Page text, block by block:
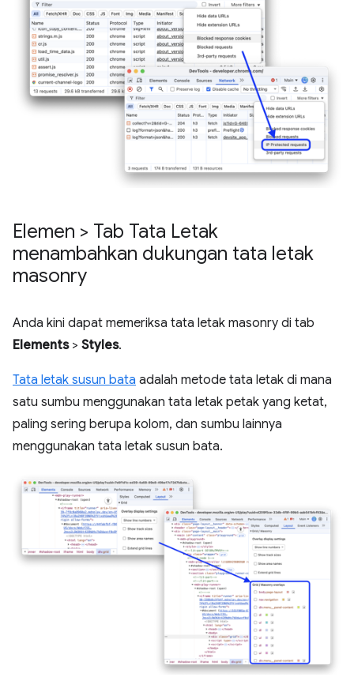
Elemen > Tab Tata Letak
menambahkan dukungan tata letak
masonry
Anda kini dapat memeriksa tata letak masonry di tab
Elements> Styles.
Tata letak susun bata adalah metode tata letak di mana
satu sumbu menggunakan tata letak petak yang ketat,
paling sering berupa kolom, dan sumbu lainnya
menggunakan tata letak susun bata.